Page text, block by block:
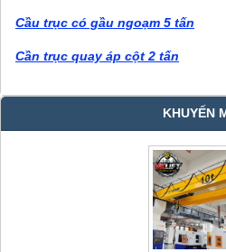
Cầu trục có gầu ngoạm 5 tấn
Cần trục quay áp cột 2 tấn
KHUYẾN